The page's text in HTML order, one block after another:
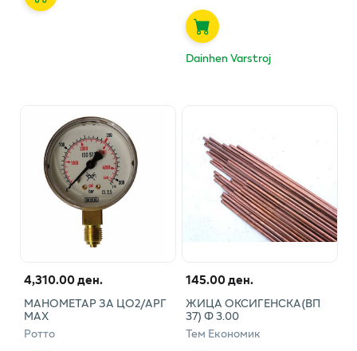
Dainhen Varstroj
4,310.00 ден.
МАНОМЕТАР ЗА ЦО2/АРГ
МАХ
Ротто
145.00 ден.
ЖИЦА ОКСИГЕНСКА(ВП
37) Ф 3.00
Тем Економик